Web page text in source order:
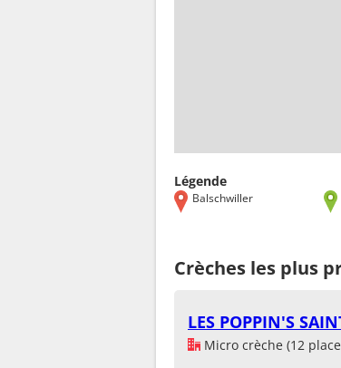
Légende
Balschwiller
Crèches les plus
LES POPPIN'S
Micro crèche (12